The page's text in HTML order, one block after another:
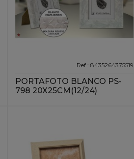
Ref.: 8435264375519
PORTAFOTO BLANCO PS-
798 20X25CM(12/24)